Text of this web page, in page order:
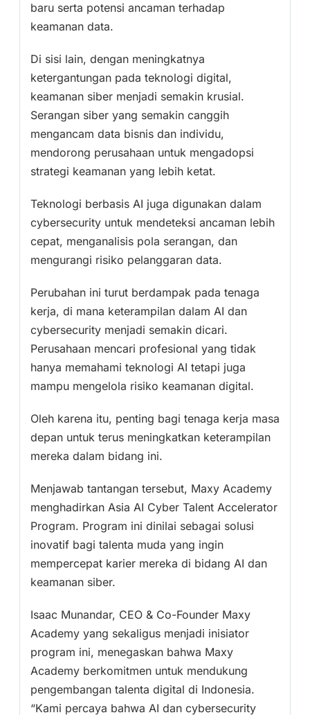
baru serta potensi ancaman terhadap
keamanan data.
Di sisi lain, dengan meningkatnya
ketergantungan pada teknologi digital,
keamanan siber menjadi semakin krusial.
Serangan siber yang semakin canggih
mengancam data bisnis dan individu,
mendorong perusahaan untuk mengadopsi
strategi keamanan yang lebih ketat.
Teknologi berbasis AI juga digunakan dalam
cybersecurity untuk mendeteksi ancaman lebih
cepat, menganalisis pola serangan, dan
mengurangi risiko pelanggaran data.
Perubahan ini turut berdampak pada tenaga
kerja, di mana keterampilan dalam AI dan
cybersecurity menjadi semakin dicari.
Perusahaan mencari profesional yang tidak
hanya memahami teknologi AI tetapi juga
mampu mengelola risiko keamanan digital.
Oleh karena itu, penting bagi tenaga kerja masa
depan untuk terus meningkatkan keterampilan
mereka dalam bidang ini.
Menjawab tantangan tersebut, Maxy Academy
menghadirkan Asia AI Cyber Talent Accelerator
Program. Program ini dinilai sebagai solusi
inovatif bagi talenta muda yang ingin
mempercepat karier mereka di bidang AI dan
keamanan siber.
Isaac Munandar, CEO & Co-Founder Maxy
Academy yang sekaligus menjadi inisiator
program ini, menegaskan bahwa Maxy
Academy berkomitmen untuk mendukung
pengembangan talenta digital di Indonesia.
“Kami percaya bahwa AI dan cybersecurity